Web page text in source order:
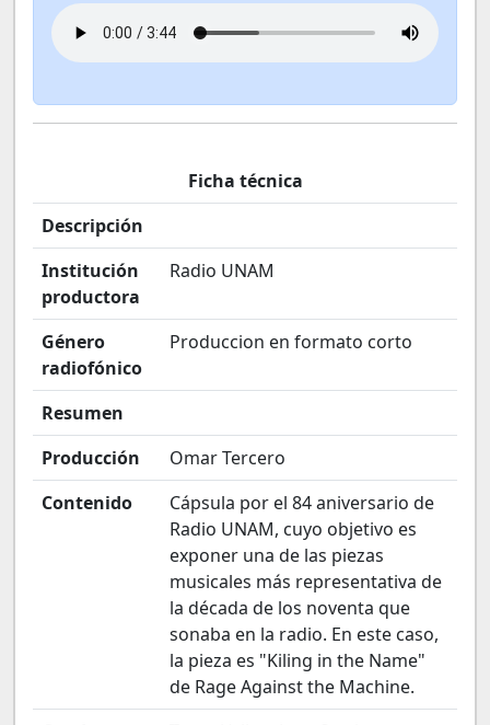
Ficha técnica
Descripción
Institución
productora
Radio UNAM
Género
radiofónico
Produccion en formato corto
Resumen
Producción
Omar Tercero
Contenido
Cápsula por el 84 aniversario de
Radio UNAM, cuyo objetivo es
exponer una de las piezas
musicales más representativa de
la década de los noventa que
sonaba en la radio. En este caso,
la pieza es "Kiling in the Name"
de Rage Against the Machine.